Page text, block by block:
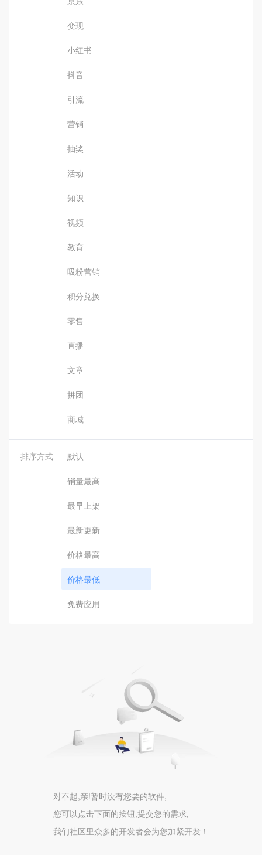
变现
小红书
抖音
引流
营销
抽奖
活动
知识
视频
教育
吸粉营销
积分兑换
零售
直播
文章
拼团
商城
排序方式 默认
销量最高
最早上架
最新更新
价格最高
价格最低
免费应用
对不起,亲!暂时没有您要的软件,
您可以点击下面的按钮,提交您的需求,
我们社区里众多的开发者会为您加紧开发！